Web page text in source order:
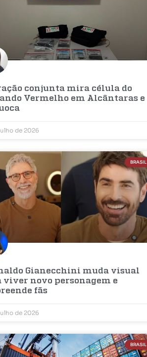
conjunta mira célula do
Vermelho em Alcântaras e
de 2026
BRASIL
Gianecchini muda visual
viver novo personagem e
fãs
de 2026
BRASIL